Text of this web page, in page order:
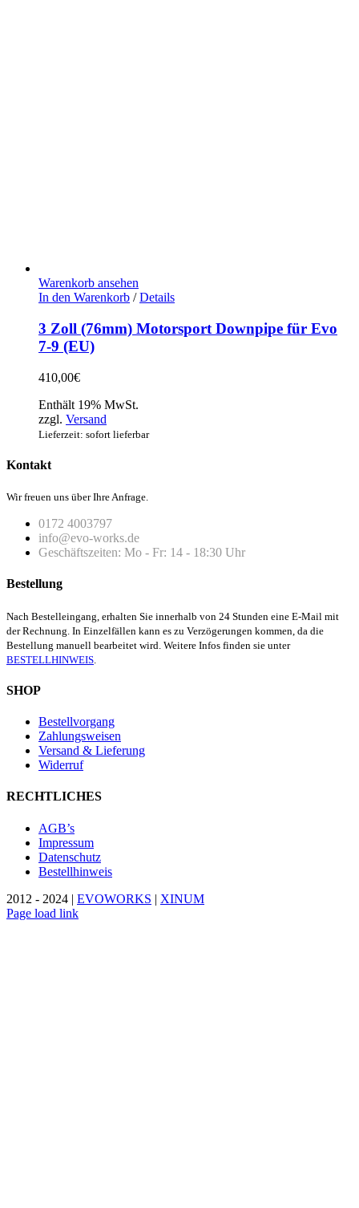
Warenkorb ansehen
In den Warenkorb / Details
3 Zoll (76mm) Motorsport Downpipe für Evo
7-9 (EU)
410,00€
Enthält 19% MwSt.
zzgl. Versand
Lieferzeit: sofort lieferbar
Kontakt
Wir freuen uns über Ihre Anfrage.
0172 4003797
info@evo-works.de
Geschäftszeiten: Mo - Fr: 14 - 18:30 Uhr
Bestellung
Nach Bestelleingang, erhalten Sie innerhalb von 24 Stunden eine E-Mail mit
der Rechnung. In Einzelfällen kann es zu Verzögerungen kommen, da die
Bestellung manuell bearbeitet wird. Weitere Infos finden sie unter
BESTELLHINWEIS
SHOP
Bestellvorgang
Zahlungsweisen
Versand & Lieferung
Widerruf
RECHTLICHES
AGB’s
Impressum
Datenschutz
Bestellhinweis
2012 - 2024 | EVOWORKS | XINUM
Page load link